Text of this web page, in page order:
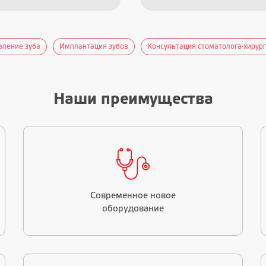
зуба Имплантация зубов Консультация стоматолога-
Наши преимущества
Современное новое
оборудование